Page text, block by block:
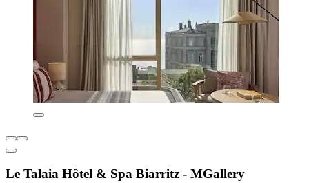
Le Talaia Hôtel & Spa Biarritz - MGallery